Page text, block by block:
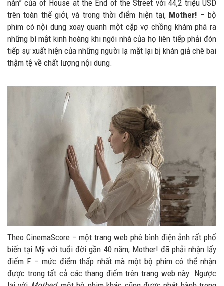
nàn” của of House at the End of the Street với 44,2 triệu USD
trên toàn thế giới, và trong thời điểm hiện tại, Mother! – bộ
phim có nội dung xoay quanh một cặp vợ chồng khám phá ra
những bí mật kinh hoàng khi ngôi nhà của họ liên tiếp phải đón
tiếp sự xuất hiện của những người lạ mặt lại bị khán giả chê bai
thậm tệ về chất lượng nội dung.
Theo CinemaScore – một trang web phê bình điện ảnh rất phổ
biến tại Mỹ với tuổi đời gần 40 năm, Mother! đã phải nhận lấy
điểm F – mức điểm thấp nhất mà một bộ phim có thể nhận
được trong tất cả các thang điểm trên trang web này. Ngược